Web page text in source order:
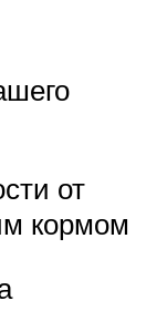
от
кормом